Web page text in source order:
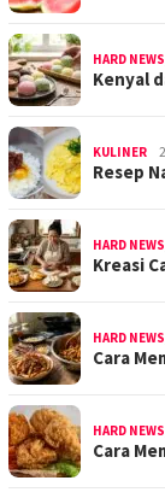
HARD NEWS
Kenyal
KULINER
Resep
HARD NEWS
Kreasi
HARD NEWS
Cara
HARD NEWS
Cara